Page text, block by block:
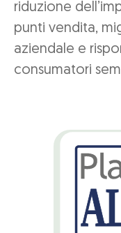
riduzione
punti vendita,
aziendale e
consumatori